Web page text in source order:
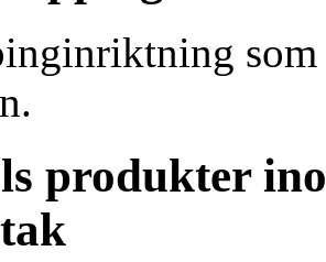
produkter